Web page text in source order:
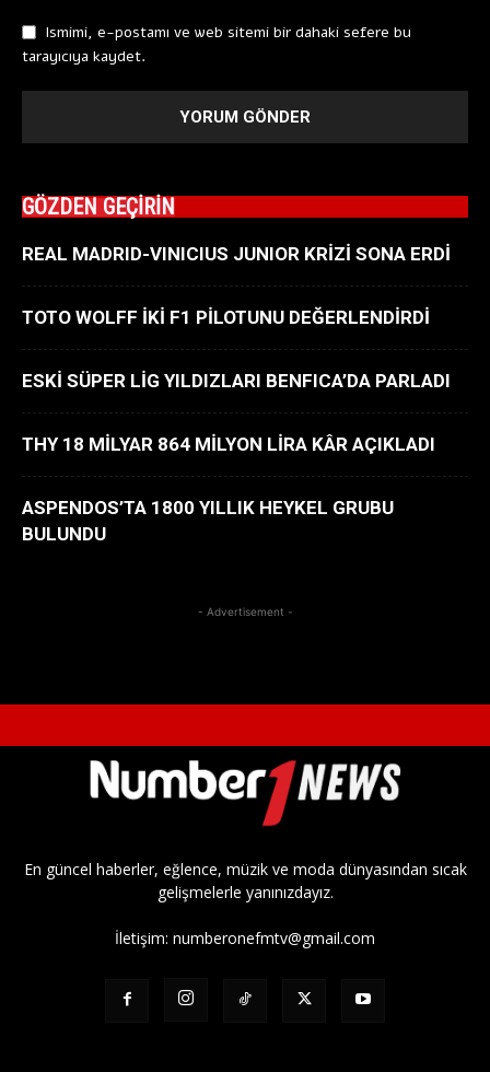
Ismimi, e-postamı ve web sitemi bir dahaki sefere bu
tarayıcıya kaydet.
GÖZDEN GEÇİRİN
REAL MADRID-VINICIUS JUNIOR KRİZİ SONA ERDİ
TOTO WOLFF İKİ F1 PİLOTUNU DEĞERLENDİRDİ
ESKİ SÜPER LİG YILDIZLARI BENFICA’DA PARLADI
THY 18 MİLYAR 864 MİLYON LİRA KÂR AÇIKLADI
ASPENDOS’TA 1800 YILLIK HEYKEL GRUBU
BULUNDU
- Advertisement -
En güncel haberler, eğlence, müzik ve moda dünyasından sıcak
gelişmelerle yanınızdayız.
İletişim: numberonefmtv@gmail.com